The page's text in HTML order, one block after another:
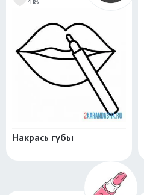
Накрась губы